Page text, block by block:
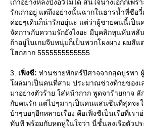
เก่าอย่างหลงปิงอวี้ไม่ได้ สนใจนางเอกก็เ
รักเก่าอยู่ แต่ถึงอย่างนั้นฉากในธารน้ำที่ซีอ
ค่อยๆเดินก็น่ารักอยุ่นะ แต่ว่าผู้ชายคนนี้เป็น
จัดการกับความรักยังไงอะ มีบุคลิกหุนหันพ
ถ้าอยู่ในเกมจีบหนุ่มก็เป็นพวกโผงผาง ผมสีแ
ฮกฮาก 5555555555555
3. เฟิ่งซี: ท่านชายพักตร์ปีศาจจากสุดบูรพา
ผล่มาเป็นคนที่สาม ประมาณช่วงท้ายของเ
มาอย่างตัวร้าย ใส่หน้ากาก พูดจาร้ายกาจ ลั
กับคนรัก แต่ไปๆมาๆเป็นคนแสนซึนที่สุดจะใ
บ้าๆบอๆอีกหลายเรื่อง คือเฟิ่งซีเป็นเรือที่เร
ทันที พร้อมกับหดหู่ในใจว่า นี่ชั้นลงเรือตัวปร